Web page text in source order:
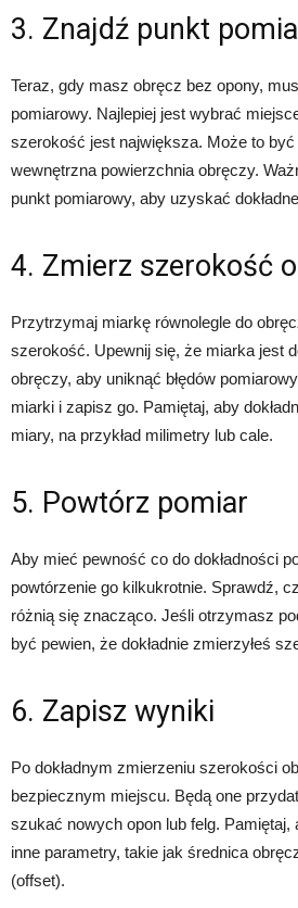
3. Znajdź punkt
Teraz, gdy masz obręcz bez opony,
pomiarowy. Najlepiej jest wybrać
szerokość jest największa. Może to
wewnętrzna powierzchnia obręczy.
punkt pomiarowy, aby uzyskać
4. Zmierz szerokość
Przytrzymaj miarkę równolegle do
szerokość. Upewnij się, że miarka jest
obręczy, aby uniknąć błędów
miarki i zapisz go. Pamiętaj, aby
miary, na przykład milimetry lub cale.
5. Powtórz pomiar
Aby mieć pewność co do dokładności
powtórzenie go kilkukrotnie. Sprawdź,
różnią się znacząco. Jeśli otrzymasz
być pewien, że dokładnie zmierzyłeś
6. Zapisz wyniki
Po dokładnym zmierzeniu szerokości
bezpiecznym miejscu. Będą one
szukać nowych opon lub felg. Pamiętaj,
inne parametry, takie jak średnica
(offset).